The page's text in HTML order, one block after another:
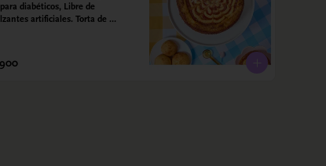
diabéticos, Libre de
artificiales. Torta de
huevo, queso campesino,
leche deslactosada, leche de